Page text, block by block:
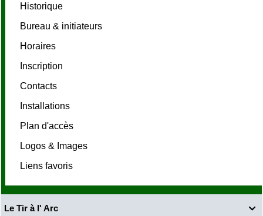
Historique
Bureau & initiateurs
Horaires
Inscription
Contacts
Installations
Plan d'accès
Logos & Images
Liens favoris

Le Tir à l' Arc